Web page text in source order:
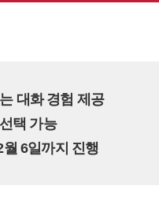
대화 경험 제공
택 가능
6일까지 진행